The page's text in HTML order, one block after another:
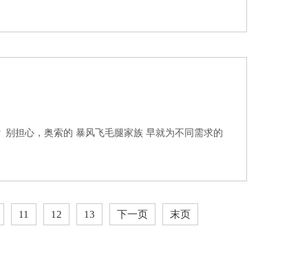
担心，奥索的 暴风飞毛腿家族 早就为不同需求的
11 12 13 下一页
末页